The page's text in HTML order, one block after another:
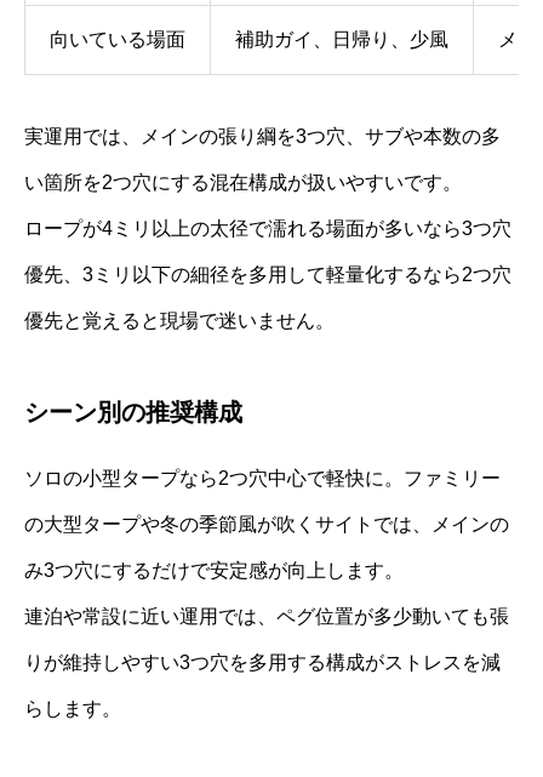
向いている場面 補助ガイ、日帰り、少風 メ
実運用では、メインの張り綱を3つ穴、サブや本数の多
い箇所を2つ穴にする混在構成が扱いやすいです。
ロープが4ミリ以上の太径で濡れる場面が多いなら3つ穴
優先、3ミリ以下の細径を多用して軽量化するなら2つ穴
優先と覚えると現場で迷いません。
シーン別の推奨構成
ソロの小型タープなら2つ穴中心で軽快に。ファミリー
の大型タープや冬の季節風が吹くサイトでは、メインの
み3つ穴にするだけで安定感が向上します。
連泊や常設に近い運用では、ペグ位置が多少動いても張
りが維持しやすい3つ穴を多用する構成がストレスを減
らします。